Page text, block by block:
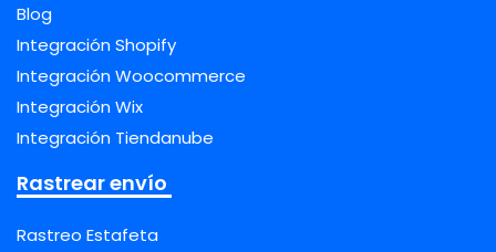
Blog
Integración Shopify
Integración Woocommerce
Integración Wix
Integración Tiendanube
Rastrear envío
Rastreo Estafeta